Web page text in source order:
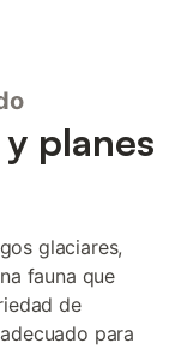
planes
glaciares,
fauna que
de
para